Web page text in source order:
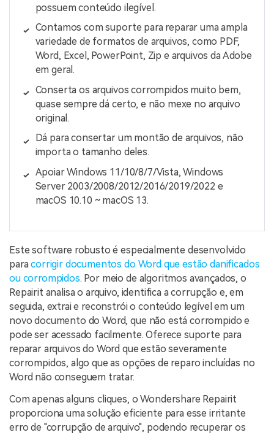
possuem conteúdo ilegível.
Contamos com suporte para reparar uma ampla
variedade de formatos de arquivos, como PDF,
Word, Excel, PowerPoint, Zip e arquivos da Adobe
em geral.
Conserta os arquivos corrompidos muito bem,
quase sempre dá certo, e não mexe no arquivo
original.
Dá para consertar um montão de arquivos, não
importa o tamanho deles.
Apoiar Windows 11/10/8/7/Vista, Windows
Server 2003/2008/2012/2016/2019/2022 e
macOS 10.10 ~ macOS 13.
Este software robusto é especialmente desenvolvido
paracorrigir documentos do Word que estão danificados
ou corrompidos. Por meio de algoritmos avançados, o
Repairit analisa o arquivo, identifica a corrupção e, em
seguida, extrai e reconstrói o conteúdo legível em um
novo documento do Word, que não está corrompido e
pode ser acessado facilmente. Oferece suporte para
reparar arquivos do Word que estão severamente
corrompidos, algo que as opções de reparo incluídas no
Word não conseguem tratar.
Com apenas alguns cliques, o Wondershare Repairit
proporciona uma solução eficiente para esse irritante
erro de "corrupção de arquivo", podendo recuperar os